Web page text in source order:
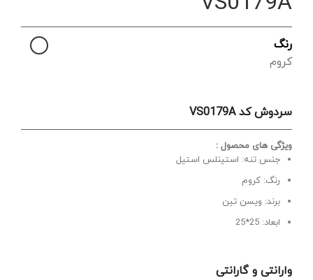
رنگ
کروم
سردوش کد VS0179A
ویژگی های محصول :
جنس تنه: استینلس استیل
رنگ: کروم
برند: ویسن تین
ابعاد: 25*25
وارانتی و گارانتی